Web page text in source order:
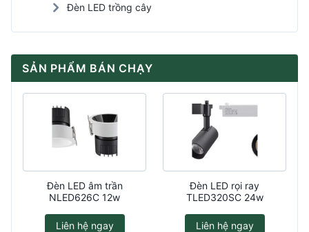
Đèn LED trồng cây
SẢN PHẨM BÁN CHẠY
Đèn LED âm trần
NLED626C 12w
Liên hệ ngay
Đèn LED rọi ray
TLED320SC 24w
Liên hệ ngay